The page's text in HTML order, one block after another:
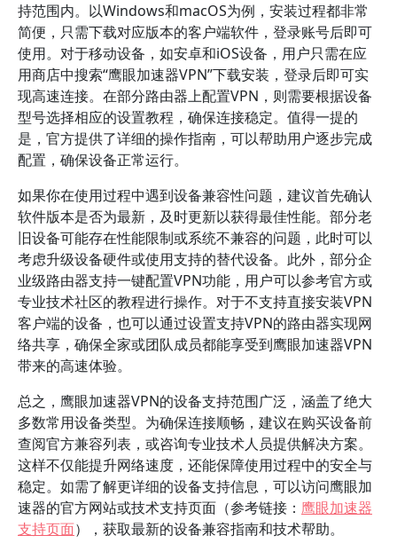
持范围内。以Windows和macOS为例，安装过程都非常
简便，只需下载对应版本的客户端软件，登录账号后即可
使用。对于移动设备，如安卓和iOS设备，用户只需在应
用商店中搜索“鹰眼加速器VPN”下载安装，登录后即可实
现高速连接。在部分路由器上配置VPN，则需要根据设备
型号选择相应的设置教程，确保连接稳定。值得一提的
是，官方提供了详细的操作指南，可以帮助用户逐步完成
配置，确保设备正常运行。
如果你在使用过程中遇到设备兼容性问题，建议首先确认
软件版本是否为最新，及时更新以获得最佳性能。部分老
旧设备可能存在性能限制或系统不兼容的问题，此时可以
考虑升级设备硬件或使用支持的替代设备。此外，部分企
业级路由器支持一键配置VPN功能，用户可以参考官方或
专业技术社区的教程进行操作。对于不支持直接安装VPN
客户端的设备，也可以通过设置支持VPN的路由器实现网
络共享，确保全家或团队成员都能享受到鹰眼加速器VPN
带来的高速体验。
总之，鹰眼加速器VPN的设备支持范围广泛，涵盖了绝大
多数常用设备类型。为确保连接顺畅，建议在购买设备前
查阅官方兼容列表，或咨询专业技术人员提供解决方案。
这样不仅能提升网络速度，还能保障使用过程中的安全与
稳定。如需了解更详细的设备支持信息，可以访问鹰眼加
速器的官方网站或技术支持页面（参考链接： 鹰眼加速器
支持页面），获取最新的设备兼容指南和技术帮助。